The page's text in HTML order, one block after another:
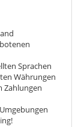
Sprachen
Währungen
Zahlungen